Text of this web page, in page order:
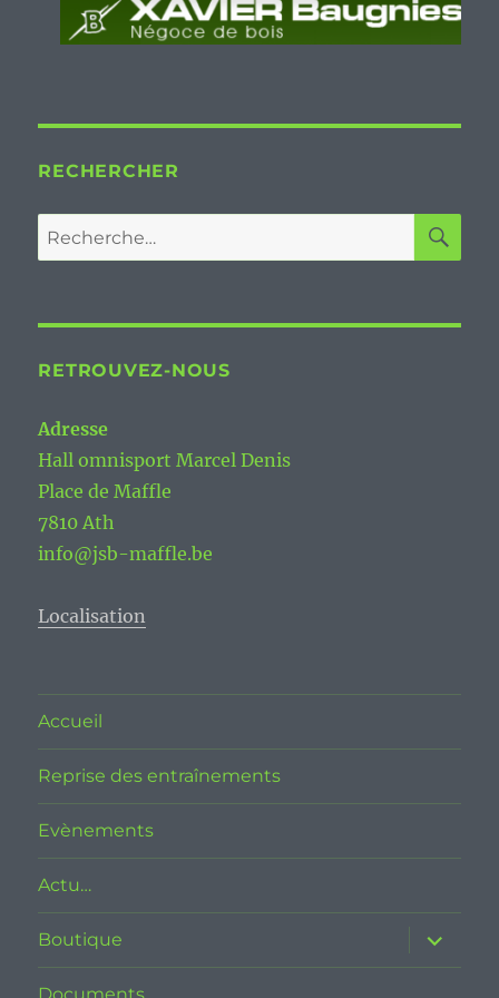
RECHERCHER
Recherche
pour :
RETROUVEZ-NOUS
Adresse
Hall omnisport Marcel Denis
Place de Maffle
7810 Ath
info@jsb-maffle.be
Localisation
Accueil
Reprise des entraînements
Evènements
Actu…
Boutique
ouvrir
le
sous-